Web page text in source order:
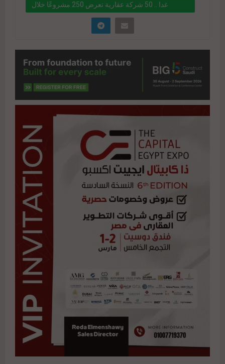
غدا .. 50 شركة عقارية تعرض 250 مشروعًا خلال
فعاليات «THE CAPITAL EGYPT EXPO»
eg.net/%d8%ba%d8%af%d8%a7-50-
%d8%b4%d8%b1%d9%83%d8%a9-
%d8%b9%d9%82%d8%a7%d8%b1%d9%8a%d8%
%d9%85%d8%b4%d8%b1%d9%88%d8%b9%d9%
8b%d8%a7-%d8%ae%d9%84%d8%a7%d9%84-
%d9%81%d8%b9/" href="#">